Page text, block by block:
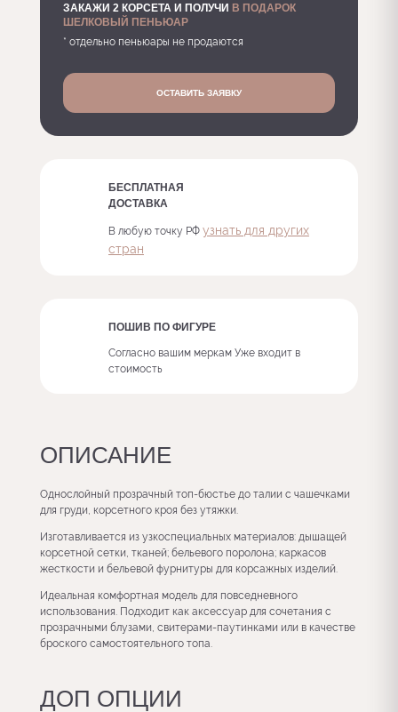
ЗАКАЖИ 2 КОРСЕТА И ПОЛУЧИ В ПОДАРОК
ШЕЛКОВЫЙ ПЕНЬЮАР
* отдельно пеньюары не продаются
ОСТАВИТЬ ЗАЯВКУ
БЕСПЛАТНАЯ
ДОСТАВКА
В любую точку РФ узнать для других
стран
ПОШИВ ПО ФИГУРЕ
Согласно вашим меркамУже входит в
стоимость
ОПИСАНИЕ
Однослойный прозрачный топ-бюстье до талии с чашечками
для груди, корсетного кроя без утяжки.
Изготавливается из узкоспециальных материалов: дышащей
корсетной сетки, тканей; бельевого поролона; каркасов
жесткости и бельевой фурнитуры для корсажных изделий.
Идеальная комфортная модель для повседневного
использования. Подходит как аксессуар для сочетания с
прозрачными блузами, свитерами-паутинками или в качестве
броского самостоятельного топа.
ДОП ОПЦИИ